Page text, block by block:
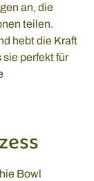
an, die
teilen.
hebt die Kraft
sie perfekt für
Bowl